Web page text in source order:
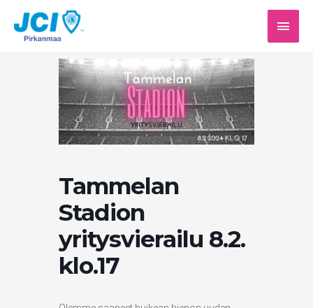
sisältöön
Tammelan
Stadion
yritysvierailu 8.2.
klo.17